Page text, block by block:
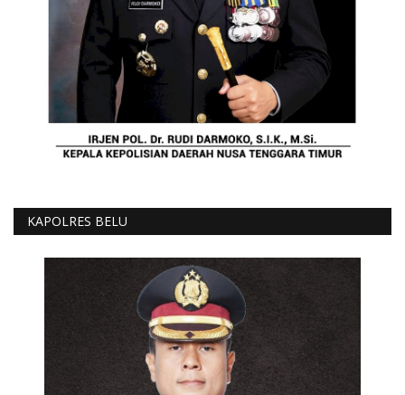
KAPOLRES BELU